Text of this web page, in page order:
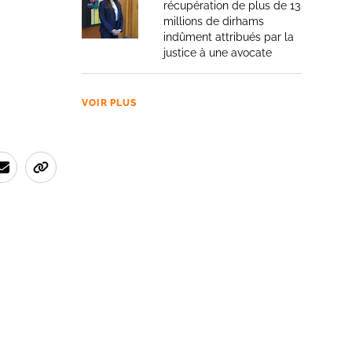
récupération de plus de 13
millions de dirhams
indûment attribués par la
justice à une avocate
VOIR PLUS